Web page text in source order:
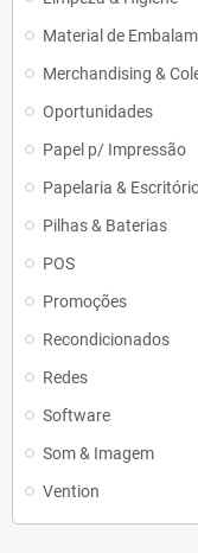
Material de
Merchandising &
Oportunidades
Papel p/ Impressão
Papelaria &
Pilhas & Baterias
POS
Promoções
Recondicionados
Redes
Software
Som & Imagem
Vention